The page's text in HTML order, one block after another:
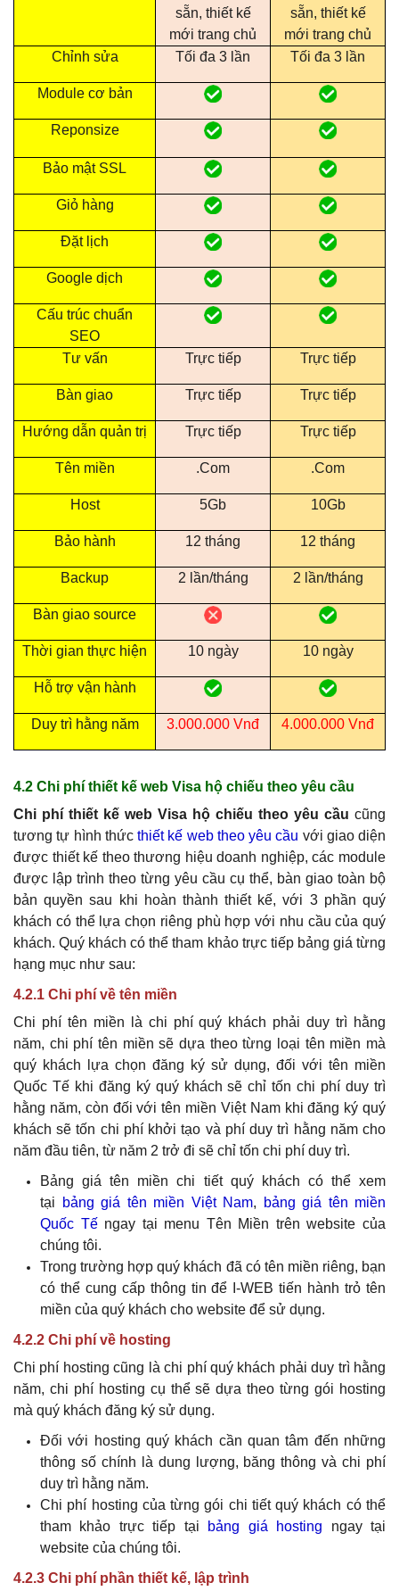
sẵn, thiết kế
mới trang chủ
sẵn, thiết kế
mới trang chủ
Chỉnh sửa
Tối đa 3 lần Tối đa 3 lần
Module cơ bản
Reponsize
Bảo mật SSL
Giỏ hàng
Đặt lịch
Google dịch
Cấu trúc chuẩn
SEO
Tư vấn
Trực tiếp Trực tiếp
Bàn giao Trực tiếp Trực tiếp
Hướng dẫn quản trị Trực tiếp Trực tiếp
Tên miền .Com .Com
Host 5Gb 10Gb
Bảo hành 12 tháng 12 tháng
Backup 2 lần/tháng 2 lần/tháng
Bàn giao source
Thời gian thực hiện 10 ngày 10 ngày
Hỗ trợ vận hành
Duy trì hằng năm 3.000.000 Vnđ 4.000.000 Vnđ
4.2 Chi phí thiết kế web Visa hộ chiếu theo yêu cầu
Chi phí thiết kế web Visa hộ chiếu theo yêu cầu cũng
tương tự hình thức thiết kế web theo yêu cầu với giao diện
được thiết kế theo thương hiệu doanh nghiệp, các module
được lập trình theo từng yêu cầu cụ thể, bàn giao toàn bộ
bản quyền sau khi hoàn thành thiết kế, với 3 phần quý
khách có thể lựa chọn riêng phù hợp với nhu cầu của quý
khách. Quý khách có thể tham khảo trực tiếp bảng giá từng
hạng mục như sau:
4.2.1 Chi phí về tên miền
Chi phí tên miền là chi phí quý khách phải duy trì hằng
năm, chi phí tên miền sẽ dựa theo từng loại tên miền mà
quý khách lựa chọn đăng ký sử dụng, đối với tên miền
Quốc Tế khi đăng ký quý kháchsẽ chỉ tốn chi phí duy trì
hằng năm, còn đối với tên miền Việt Nam khi đăng ký quý
kháchsẽ tốn chi phí khởi tạo và phí duy trì hằng năm cho
năm đầu tiên, từ năm 2 trở đi sẽ chỉ tốn chi phí duy trì.
Bảng giá tên miền chi tiết quý khách có thể xem
tại
bảng giá tên miền Việt Nam,
bảng giá tên miền
Quốc Tếngay tại menu Tên Miền trên website của
chúng tôi.
Trong trường hợpquý khách đã có tên miền riêng, bạn
có thể cung cấp thông tin để I-WEB tiến hành trỏ tên
miền của quý khách cho website để sử dụng.
4.2.2 Chi phí về hosting
Chi phí hosting cũng là chi phí quý khách phải duy trì hằng
năm, chi phí hosting cụ thể sẽ dựa theo từng gói hosting
mà quý khách đăng ký sử dụng.
Đối với hosting quý khách cần quan tâm đến những
thông số chính là dung lượng, băng thông và chi phí
duy trì hằng năm.
Chi phí hosting của từng gói chi tiếtquý khách có thể
tham khảo trực tiếp tại
bảng giá hosting ngay tại
website của chúng tôi.
4.2.3 Chi phí phần thiết kế, lập trình